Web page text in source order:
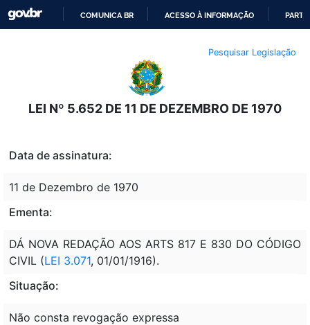
O
CONTEÚDO
COMUNICA BR ACESSO À INFORMAÇÃO
Pesquisar Legislação
LEI Nº 5.652 DE 11 DE DEZEMBRO DE 1970
Data de assinatura:
11 de Dezembro de 1970
Ementa:
DÁ NOVA REDAÇÃO AOS ARTS 817 E 830 DO CÓDIGO
CIVIL (LEI 3.071, 01/01/1916).
Situação:
Não consta revogação expressa